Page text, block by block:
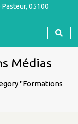
Pasteur, 05100
Médias
"Formations